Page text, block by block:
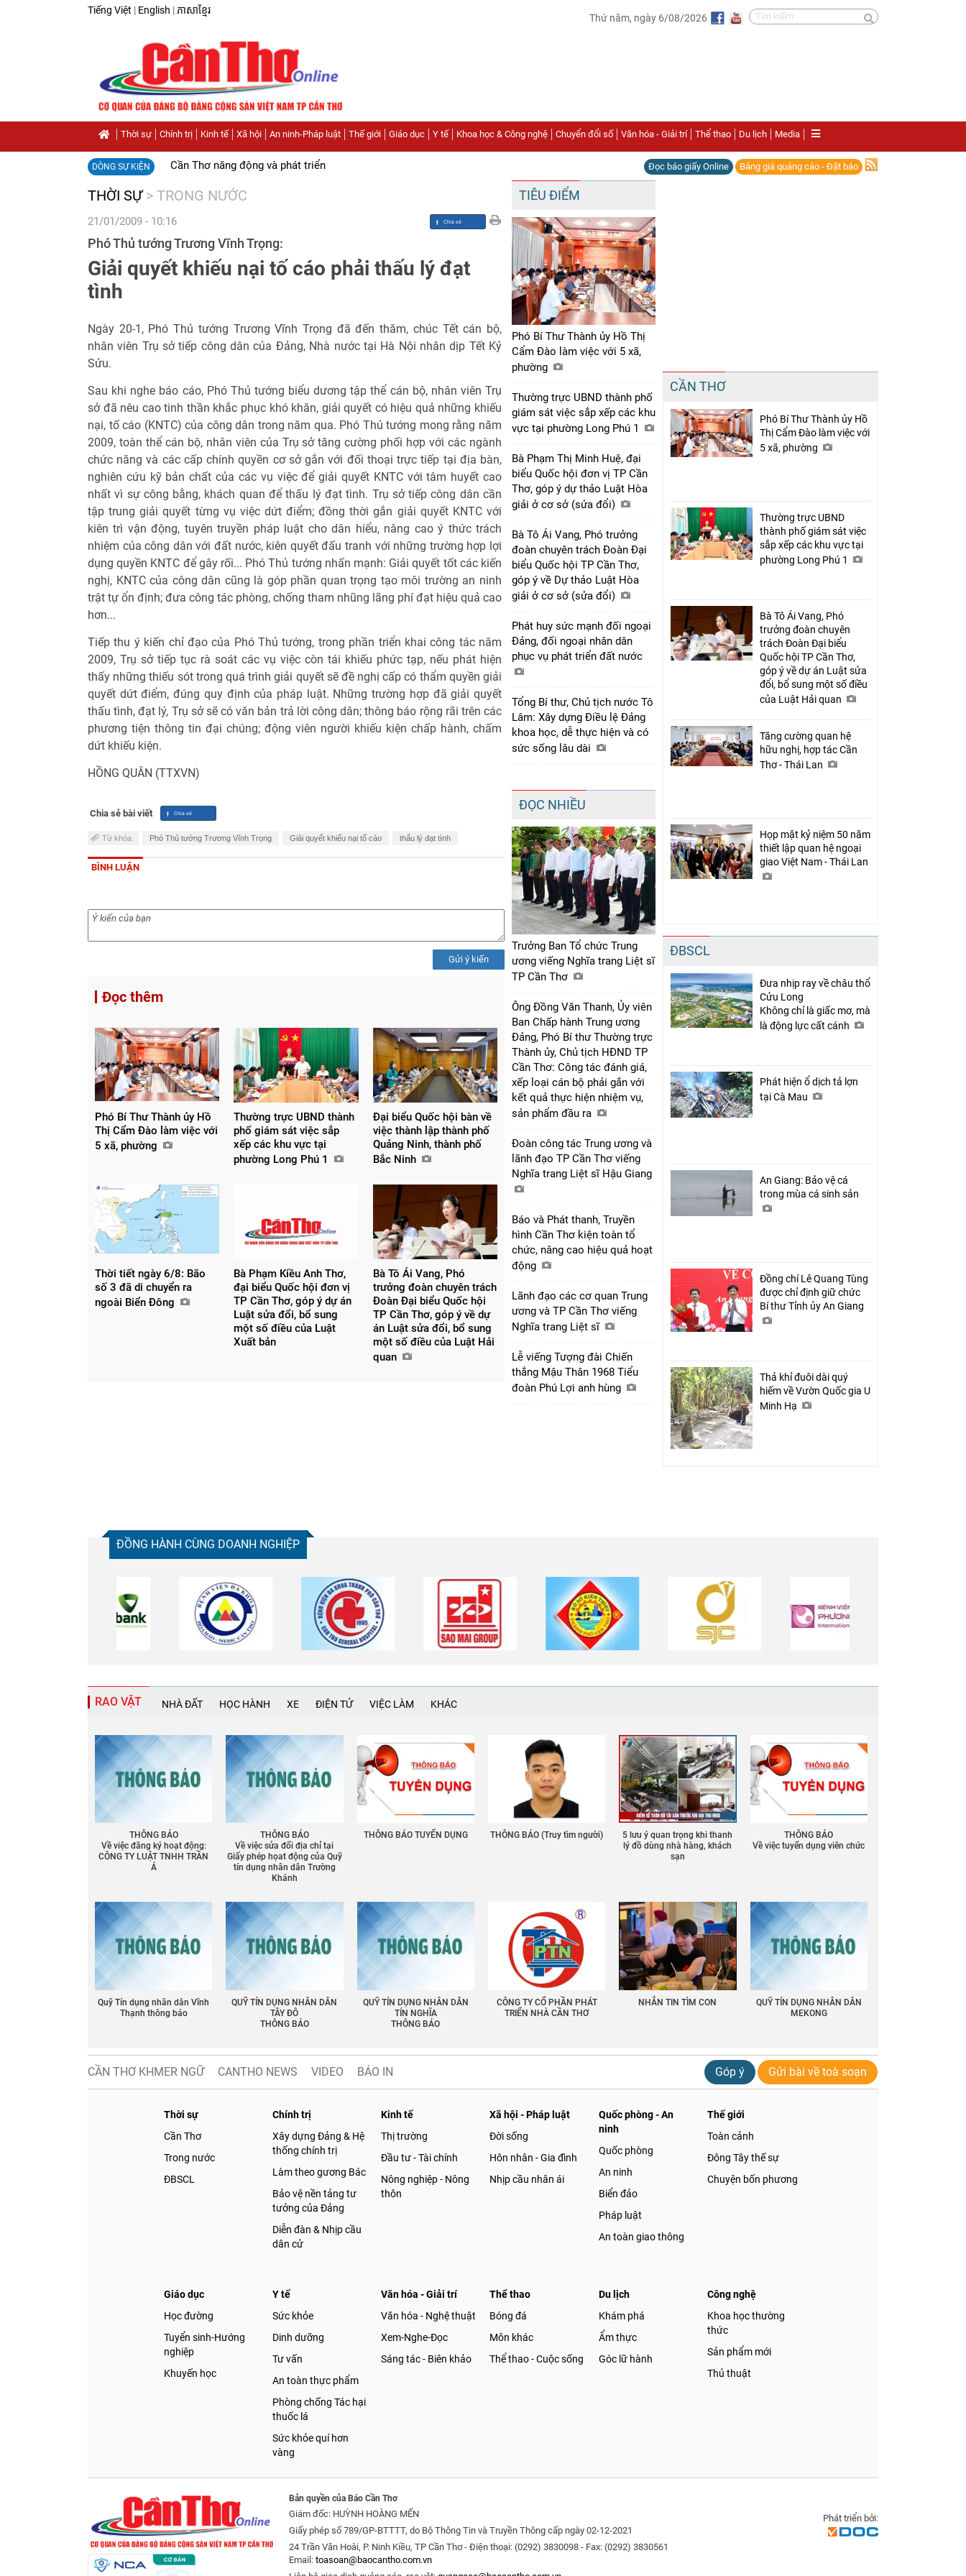
Tiếng Việt | English | ភាសាខ្មែរ
Thứ năm, ngày 6/08/2026
Thời sự Chính trị Kinh tế Xã hội An ninh-Pháp luật Thế giới Giáo dục Y tế Khoa học & Công nghệ Chuyển đổi số Văn hóa - Giải trí Thể thao Du lịch Media
DÒNG SỰ KIỆN Cần Thơ năng động và phát triển Đọc báo giấy Online Bảng giá quảng cáo - Đặt báo
THỜI SỰ > TRONG NƯỚC
21/01/2009 - 10:16
Chia sẻ
Phó Thủ tướng Trương Vĩnh Trọng:
Giải quyết khiếu nại tố cáo phải thấu lý đạt
tình
Ngày 20-1, Phó Thủ tướng Trương Vĩnh Trọng đã đến thăm, chúc Tết cán bộ,
nhân viên Trụ sở tiếp công dân của Đảng, Nhà nước tại Hà Nội nhân dịp Tết Kỷ
Sửu.
Sau khi nghe báo cáo, Phó Thủ tướng biểu dương tập thể cán bộ, nhân viên Trụ
sở đã nêu cao tinh thần khắc phục khó khăn, giải quyết có hiệu quả những khiếu
nại, tố cáo (KNTC) của công dân trong năm qua. Phó Thủ tướng mong rằng năm
2009, toàn thể cán bộ, nhân viên của Trụ sở tăng cường phối hợp với các ngành
chức năng và các cấp chính quyền cơ sở gắn với đối thoại trực tiếp tại địa bàn,
nghiên cứu kỹ bản chất của các vụ việc để giải quyết KNTC với tâm huyết cao
nhất vì sự công bằng, khách quan để thấu lý đạt tình. Trụ sở tiếp công dân cần
tập trung giải quyết từng vụ việc dứt điểm; đồng thời gắn giải quyết KNTC với
kiên trì vận động, tuyên truyền pháp luật cho dân hiểu, nâng cao ý thức trách
nhiệm của công dân với đất nước, kiên quyết đấu tranh với những trường hợp lợi
dụng quyền KNTC để gây rối... Phó Thủ tướng nhấn mạnh: Giải quyết tốt các kiến
nghị, KNTC của công dân cũng là góp phần quan trọng tạo môi trường an ninh
trật tự ổn định; đưa công tác phòng, chống tham nhũng lãng phí đạt hiệu quả cao
hơn...
Tiếp thu ý kiến chỉ đạo của Phó Thủ tướng, trong phần triển khai công tác năm
2009, Trụ sở tiếp tục rà soát các vụ việc còn tái khiếu phức tạp, nếu phát hiện
thấy những thiếu sót trong quá trình giải quyết sẽ đề nghị cấp có thẩm quyền giải
quyết dứt điểm, đúng quy định của pháp luật. Những trường hợp đã giải quyết
thấu tình, đạt lý, Trụ sở sẽ có văn bản trả lời công dân; thông báo rộng rãi trên các
phương tiện thông tin đại chúng; động viên người khiếu kiện chấp hành, chấm
dứt khiếu kiện.
HỒNG QUÂN (TTXVN)
Chia sẻ bài viết
Từ khóa Phó Thủ tướng Trương Vĩnh Trọng Giải quyết khiếu nại tố cáo thấu lý đạt tình
BÌNH LUẬN
Gửi ý kiến
Đọc thêm
Phó Bí Thư Thành ủy Hồ
Thị Cẩm Đào làm việc với
5 xã, phường
Thường trực UBND thành
phố giám sát việc sắp
xếp các khu vực tại
phường Long Phú 1
Đại biểu Quốc hội bàn về
việc thành lập thành phố
Quảng Ninh, thành phố
Bắc Ninh
Thời tiết ngày 6/8: Bão
số 3 đã di chuyển ra
ngoài Biển Đông
Bà Phạm Kiều Anh Thơ,
đại biểu Quốc hội đơn vị
TP Cần Thơ, góp ý dự án
Luật sửa đổi, bổ sung
một số điều của Luật
Xuất bản
Bà Tô Ái Vang, Phó
trưởng đoàn chuyên trách
Đoàn Đại biểu Quốc hội
TP Cần Thơ, góp ý về dự
án Luật sửa đổi, bổ sung
một số điều của Luật Hải
quan
TIÊU ĐIỂM
Phó Bí Thư Thành ủy Hồ Thị
Cẩm Đào làm việc với 5 xã,
phường
Thường trực UBND thành phố
giám sát việc sắp xếp các khu
vực tại phường Long Phú 1
Bà Phạm Thị Minh Huệ, đại
biểu Quốc hội đơn vị TP Cần
Thơ, góp ý dự thảo Luật Hòa
giải ở cơ sở (sửa đổi)
Bà Tô Ái Vang, Phó trưởng
đoàn chuyên trách Đoàn Đại
biểu Quốc hội TP Cần Thơ,
góp ý về Dự thảo Luật Hòa
giải ở cơ sở (sửa đổi)
Phát huy sức mạnh đối ngoại
Đảng, đối ngoại nhân dân
phục vụ phát triển đất nước
Tổng Bí thư, Chủ tịch nước Tô
Lâm: Xây dựng Điều lệ Đảng
khoa học, dễ thực hiện và có
sức sống lâu dài
ĐỌC NHIỀU
Trưởng Ban Tổ chức Trung
ương viếng Nghĩa trang Liệt sĩ
TP Cần Thơ
Ông Đồng Văn Thanh, Ủy viên
Ban Chấp hành Trung ương
Đảng, Phó Bí thư Thường trực
Thành ủy, Chủ tịch HĐND TP
Cần Thơ: Công tác đánh giá,
xếp loại cán bộ phải gắn với
kết quả thực hiện nhiệm vụ,
sản phẩm đầu ra
Đoàn công tác Trung ương và
lãnh đạo TP Cần Thơ viếng
Nghĩa trang Liệt sĩ Hậu Giang
Báo và Phát thanh, Truyền
hình Cần Thơ kiện toàn tổ
chức, nâng cao hiệu quả hoạt
động
Lãnh đạo các cơ quan Trung
ương và TP Cần Thơ viếng
Nghĩa trang Liệt sĩ
Lễ viếng Tượng đài Chiến
thắng Mậu Thân 1968 Tiểu
đoàn Phú Lợi anh hùng
CẦN THƠ
Phó Bí Thư Thành ủy Hồ
Thị Cẩm Đào làm việc với
5 xã, phường
Thường trực UBND
thành phố giám sát việc
sắp xếp các khu vực tại
phường Long Phú 1
Bà Tô Ái Vang, Phó
trưởng đoàn chuyên
trách Đoàn Đại biểu
Quốc hội TP Cần Thơ,
góp ý về dự án Luật sửa
đổi, bổ sung một số điều
của Luật Hải quan
Tăng cường quan hệ
hữu nghị, hợp tác Cần
Thơ - Thái Lan
Họp mặt kỷ niệm 50 năm
thiết lập quan hệ ngoại
giao Việt Nam - Thái Lan
ĐBSCL
Đưa nhịp ray về châu thổ
Cửu Long
Không chỉ là giấc mơ, mà
là động lực cất cánh
Phát hiện ổ dịch tả lợn
tại Cà Mau
An Giang: Bảo vệ cá
trong mùa cá sinh sản
Đồng chí Lê Quang Tùng
được chỉ định giữ chức
Bí thư Tỉnh ủy An Giang
Thả khỉ đuôi dài quý
hiếm về Vườn Quốc gia U
Minh Hạ
ĐỒNG HÀNH CÙNG DOANH NGHIỆP
RAO VẶT NHÀ ĐẤT HỌC HÀNH XE ĐIỆN TỬ VIỆC LÀM KHÁC
THÔNG BÁO
Về việc đăng ký hoạt động:
CÔNG TY LUẬT TNHH TRẦN
Á
THÔNG BÁO
Về việc sửa đổi địa chỉ tại
Giấy phép họat động của Quỹ
tín dụng nhân dân Trường
Khánh
THÔNG BÁO TUYỂN DỤNG THÔNG BÁO (Truy tìm người)
5 lưu ý quan trọng khi thanh
lý đồ dùng nhà hàng, khách
sạn
THÔNG BÁO
Về việc tuyển dụng viên chức
Quỹ Tín dụng nhân dân Vĩnh
Thạnh thông báo
QUỸ TÍN DỤNG NHÂN DÂN
TÂY ĐÔ
THÔNG BÁO
QUỸ TÍN DỤNG NHÂN DÂN
TÍN NGHĨA
THÔNG BÁO
CÔNG TY CỔ PHẦN PHÁT
TRIỂN NHÀ CẦN THƠ
NHẮN TIN TÌM CON
QUỸ TÍN DỤNG NHÂN DÂN
MEKONG
CẦN THƠ KHMER NGỮ CANTHO NEWS VIDEO BÁO IN Góp ý Gửi bài về toà soạn
Thời sự
Cần Thơ
Trong nước
ĐBSCL
Chính trị
Xây dựng Đảng & Hệ
thống chính trị
Làm theo gương Bác
Bảo vệ nền tảng tư
tưởng của Đảng
Diễn đàn & Nhịp cầu
dân cử
Kinh tế
Thị trường
Đầu tư - Tài chính
Nông nghiệp - Nông
thôn
Xã hội - Pháp luật
Đời sống
Hôn nhân - Gia đình
Nhịp cầu nhân ái
Quốc phòng - An
ninh
Quốc phòng
An ninh
Biển đảo
Pháp luật
An toàn giao thông
Thế giới
Toàn cảnh
Đông Tây thế sự
Chuyện bốn phương
Giáo dục
Học đường
Tuyển sinh-Hướng
nghiệp
Khuyến học
Y tế
Sức khỏe
Dinh dưỡng
Tư vấn
An toàn thực phẩm
Phòng chống Tác hại
thuốc lá
Sức khỏe quí hơn
vàng
Văn hóa - Giải trí
Văn hóa - Nghệ thuật
Xem-Nghe-Đọc
Sáng tác - Biên khảo
Thể thao
Bóng đá
Môn khác
Thể thao - Cuộc sống
Du lịch
Khám phá
Ẩm thực
Góc lữ hành
Công nghệ
Khoa học thường
thức
Sản phẩm mới
Thủ thuật
Bản quyền của Báo Cần Thơ
Giám đốc: HUỲNH HOÀNG MẾN
Giấy phép số 789/GP-BTTTT, do Bộ Thông Tin và Truyền Thông cấp ngày 02-12-2021
24 Trần Văn Hoài, P. Ninh Kiều, TP Cần Thơ - Điện thoại: (0292) 3830098 - Fax: (0292) 3830561
Email: toasoan@baocantho.com.vn
Phát triển bởi: